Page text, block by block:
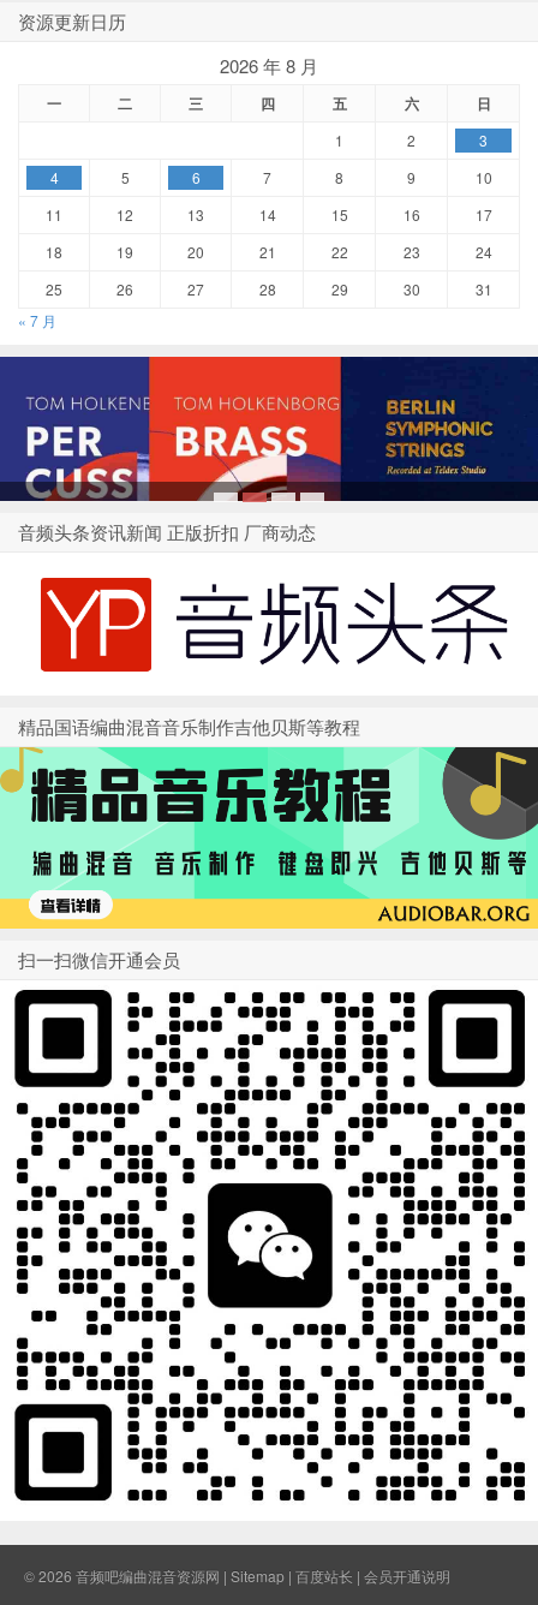
资源更新日历
2026 年 8 月
一 二 三 四 五 六 日
1 2
3
4
5 6 7 8 9
10
11
12 13 14 15 16
17
18
19 20 21 22 23
24
25
26 27 28 29 30
31
« 7 月
1 2 3 4
音频头条资讯新闻 正版折扣 厂商动态
精品国语编曲混音音乐制作吉他贝斯等教程
扫一扫微信开通会员
© 2026 音频吧编曲混音资源网 | Sitemap | 百度站长 | 会员开通说明